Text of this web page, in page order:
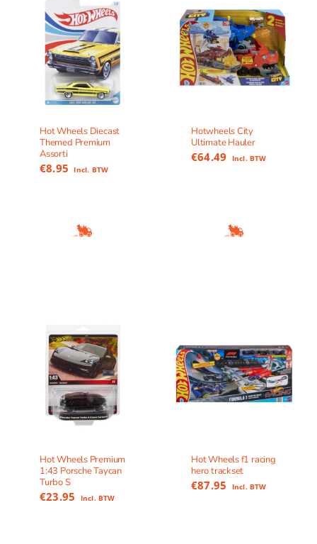
Hot Wheels Diecast
Themed Premium
Assorti
€8.95 Incl. BTW
Hotwheels City
Ultimate Hauler
€64.49 Incl. BTW
Hot Wheels Premium
1:43 Porsche Taycan
Turbo S
€23.95 Incl. BTW
Hot Wheels f1 racing
hero trackset
€87.95 Incl. BTW